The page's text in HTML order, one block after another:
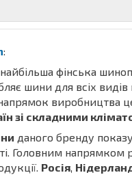
:
фінська
шини для всіх видів
виробництва
зі складними
даного бренду
Головним напрямком
Росія,